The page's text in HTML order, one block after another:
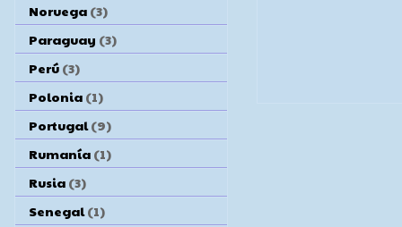
Noruega (3)
Paraguay (3)
Perú (3)
Polonia (1)
Portugal (9)
Rumanía (1)
Rusia (3)
Senegal (1)